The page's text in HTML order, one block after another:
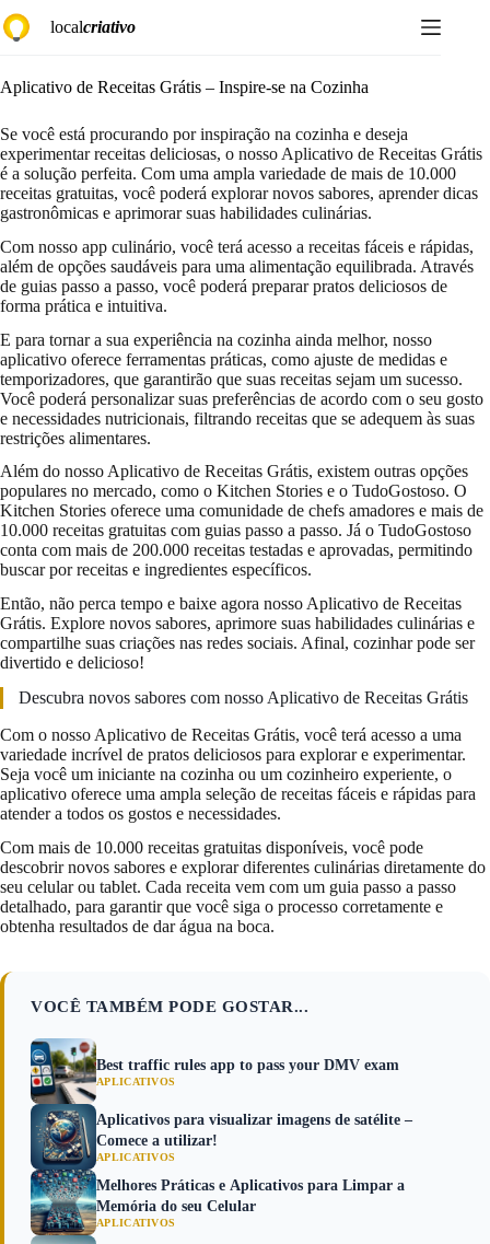
para
localcriativo
Aplicativo de Receitas Grátis – Inspire-se na Cozinha
Se você está procurando por inspiração na cozinha e deseja
experimentar receitas deliciosas, o nosso Aplicativo de Receitas Grátis
é a solução perfeita. Com uma ampla variedade de mais de 10.000
receitas gratuitas, você poderá explorar novos sabores, aprender dicas
gastronômicas e aprimorar suas habilidades culinárias.
Com nosso app culinário, você terá acesso a receitas fáceis e rápidas,
além de opções saudáveis para uma alimentação equilibrada. Através
de guias passo a passo, você poderá preparar pratos deliciosos de
forma prática e intuitiva.
E para tornar a sua experiência na cozinha ainda melhor, nosso
aplicativo oferece ferramentas práticas, como ajuste de medidas e
temporizadores, que garantirão que suas receitas sejam um sucesso.
Você poderá personalizar suas preferências de acordo com o seu gosto
e necessidades nutricionais, filtrando receitas que se adequem às suas
restrições alimentares.
Além do nosso Aplicativo de Receitas Grátis, existem outras opções
populares no mercado, como o Kitchen Stories e o TudoGostoso. O
Kitchen Stories oferece uma comunidade de chefs amadores e mais de
10.000 receitas gratuitas com guias passo a passo. Já o TudoGostoso
conta com mais de 200.000 receitas testadas e aprovadas, permitindo
buscar por receitas e ingredientes específicos.
Então, não perca tempo e baixe agora nosso Aplicativo de Receitas
Grátis. Explore novos sabores, aprimore suas habilidades culinárias e
compartilhe suas criações nas redes sociais. Afinal, cozinhar pode ser
divertido e delicioso!
Descubra novos sabores com nosso Aplicativo de Receitas Grátis
Com o nosso Aplicativo de Receitas Grátis, você terá acesso a uma
variedade incrível de pratos deliciosos para explorar e experimentar.
Seja você um iniciante na cozinha ou um cozinheiro experiente, o
aplicativo oferece uma ampla seleção de receitas fáceis e rápidas para
atender a todos os gostos e necessidades.
Com mais de 10.000 receitas gratuitas disponíveis, você pode
descobrir novos sabores e explorar diferentes culinárias diretamente do
seu celular ou tablet. Cada receita vem com um guia passo a passo
detalhado, para garantir que você siga o processo corretamente e
obtenha resultados de dar água na boca.
VOCÊ TAMBÉM PODE GOSTAR...
Best traffic rules app to pass your DMV exam
APLICATIVOS
Aplicativos para visualizar imagens de satélite –
Comece a utilizar!
APLICATIVOS
Melhores Práticas e Aplicativos para Limpar a
Memória do seu Celular
APLICATIVOS